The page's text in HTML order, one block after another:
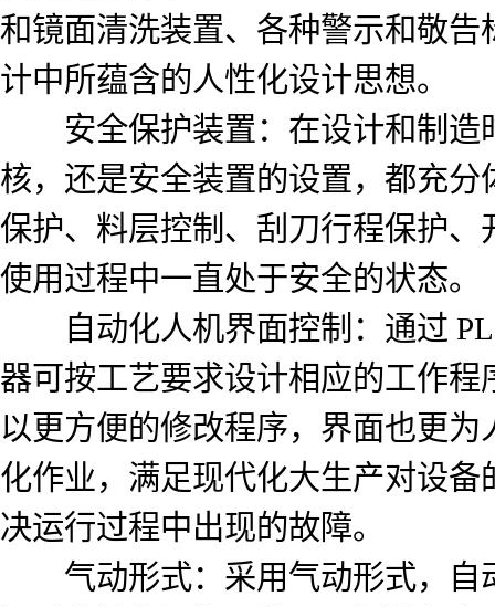
和镜面清洗装置、各种警示和敬
计中所蕴含的人性化设计思想。
安全保护装置：在设计和制造
核，还是安全装置的设置，都充
保护、料层控制、刮刀行程保护
使用过程中一直处于安全的状态。
自动化人机界面控制：通过
器可按工艺要求设计相应的工作
以更方便的修改程序，界面也更
化作业，满足现代化大生产对设
决运行过程中出现的故障。
气动形式：采用气动形式，自